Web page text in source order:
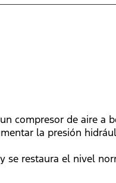
compresor de aire a
la presión
se restaura el nivel